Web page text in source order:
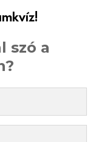
szó a